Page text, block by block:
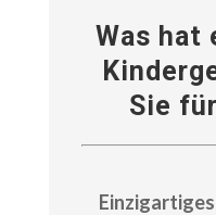
Was hat
Sie